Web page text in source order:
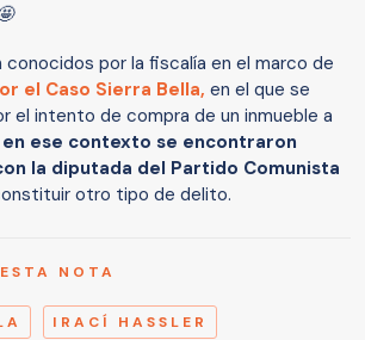
conocidos por la fiscalía en el marco de
el Caso Sierra Bella, en el que se
el intento de compra de un inmueble a
ese contexto se encontraron
la diputada del Partido Comunista
otro tipo de delito.
NOTA
IRACÍ HASSLER